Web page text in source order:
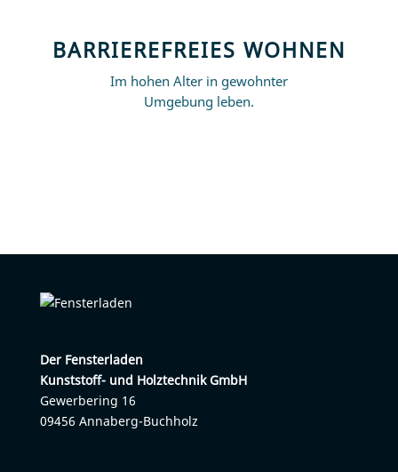
BAR­RIE­RE­FREI­ES WOHNEN
Im ho­hen Al­ter in ge­wohn­ter
Um­ge­bung leben.
Der Fens­ter­la­den
Kunst­stoff- und Holz­tech­nik GmbH
Ge­wer­be­ring 16
09456 An­na­berg-Buch­holz